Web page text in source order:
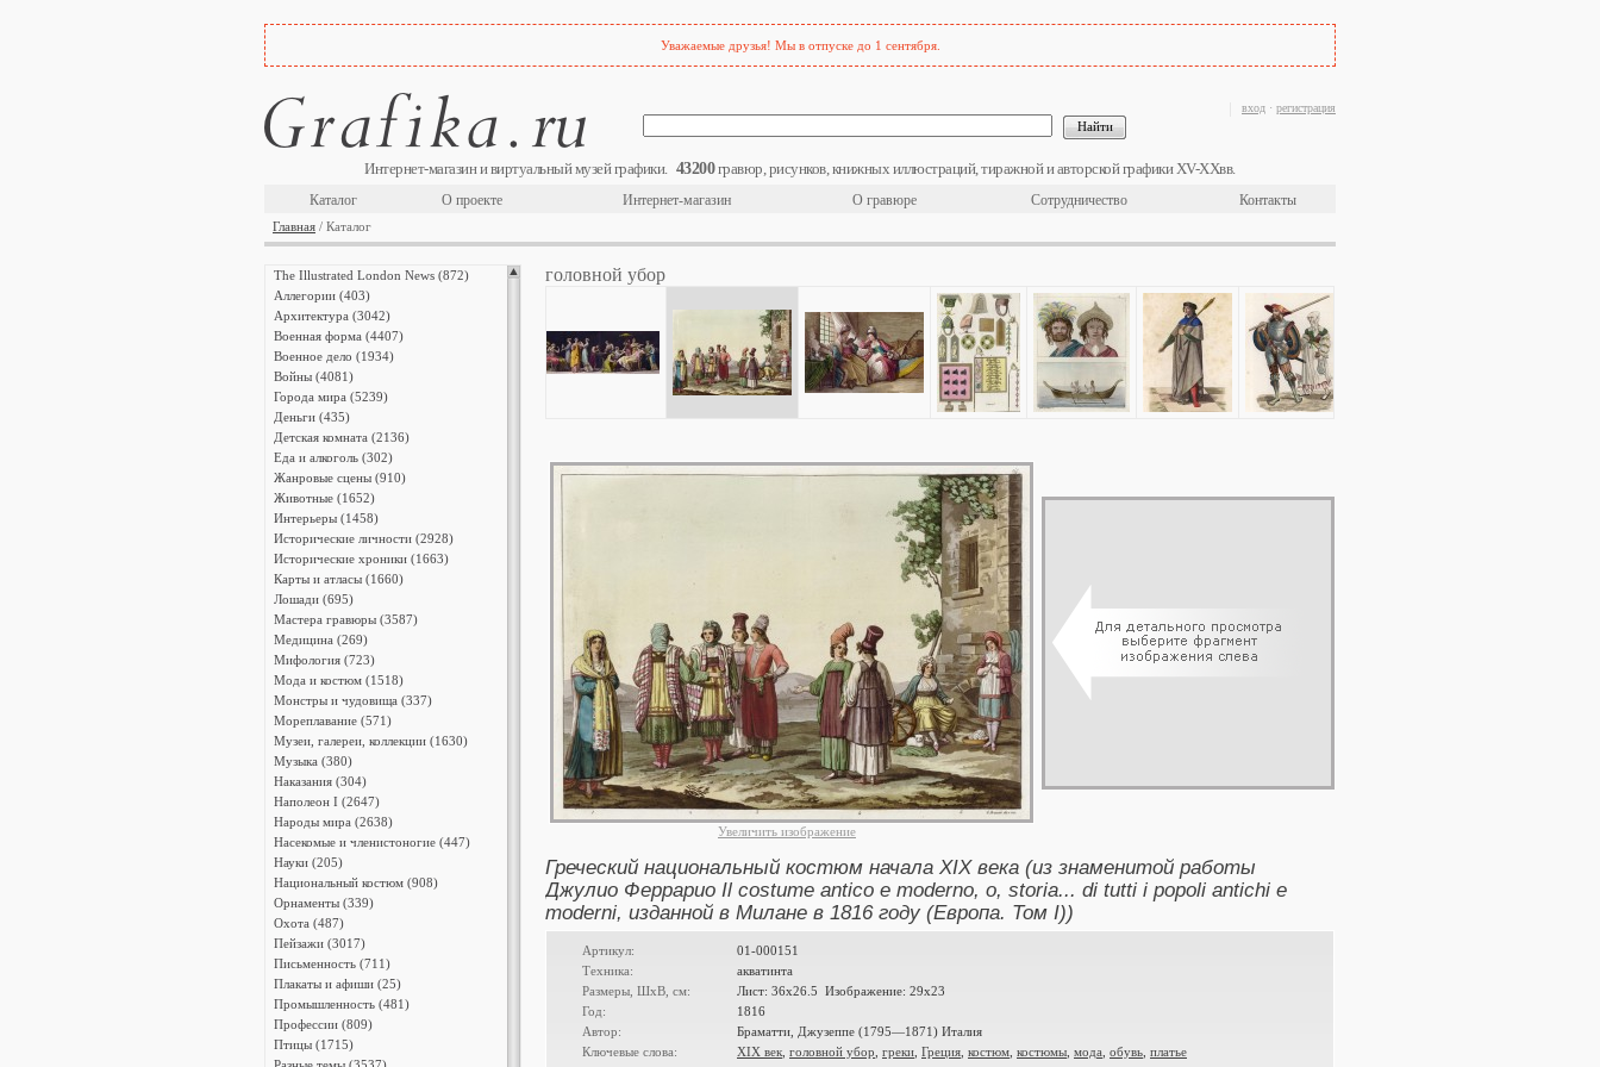
Уважаемые друзья! Мы в отпуске до 1 сентября.
вход · регистрация
Интернет-магазин и виртуальный музей графики. 43200гравюр, рисунков, книжных иллюстраций, тиражной и авторской графики XV-XXвв.
Каталог О проекте Интернет-магазин О гравюре Сотрудничество Контакты
Главная / Каталог
The Illustrated London News (872)
Аллегории (403)
Архитектура (3042)
Военная форма (4407)
Военное дело (1934)
Войны (4081)
Города мира (5239)
Деньги (435)
Детская комната (2136)
Еда и алкоголь (302)
Жанровые сцены (910)
Животные (1652)
Интерьеры (1458)
Исторические личности (2928)
Исторические хроники (1663)
Карты и атласы (1660)
Лошади (695)
Мастера гравюры (3587)
Медицина (269)
Мифология (723)
Мода и костюм (1518)
Монстры и чудовища (337)
Мореплавание (571)
Музеи, галереи, коллекции (1630)
Музыка (380)
Наказания (304)
Наполеон I (2647)
Народы мира (2638)
Насекомые и членистоногие (447)
Науки (205)
Национальный костюм (908)
Орнаменты (339)
Охота (487)
Пейзажи (3017)
Письменность (711)
Плакаты и афиши (25)
Промышленность (481)
Профессии (809)
Птицы (1715)
головной убор
Увеличить изображение
Греческий национальный костюм начала XIX века (из знаменитой работы
Джулио Феррарио Il costume antico e moderno, o, storia... di tutti i popoli antichi e
moderni, изданной в Милане в 1816 году (Европа. Том I))
Артикул:
01-000151
Техника:
акватинта
Размеры, ШxВ, см:
Лист: 36x26.5 Изображение: 29x23
Год:
1816
Автор:
Браматти, Джузеппе (1795—1871) Италия
Ключевые слова:
XIX век головной убор греки Греция костюм костюмы мода обувь платье